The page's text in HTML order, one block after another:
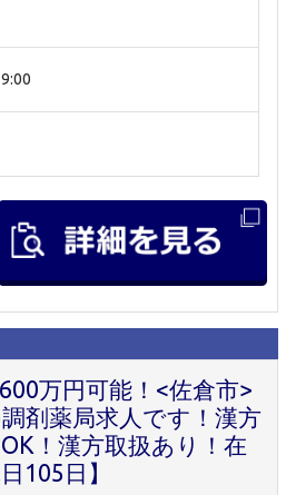
万円可能！<佐倉市>
剤薬局求人です！漢方
！漢方取扱あり！在
105日】